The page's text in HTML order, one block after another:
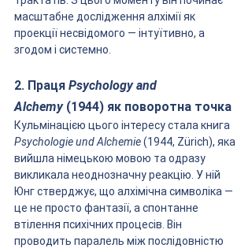
масштабне дослідження алхімії як
проекції несвідомого — інтуїтивно, а
згодом і системно.
2. Праця Psychology and
Alchemy (1944) як поворотна точка
Кульмінацією цього інтересу стала книга
Psychologie und Alchemie (1944, Zürich), яка
вийшла німецькою мовою та одразу
викликала неоднозначну реакцію. У ній
Юнг стверджує, що алхімічна символіка —
це не просто фантазії, а спонтанне
втілення психічних процесів. Він
проводить паралель між послідовністю